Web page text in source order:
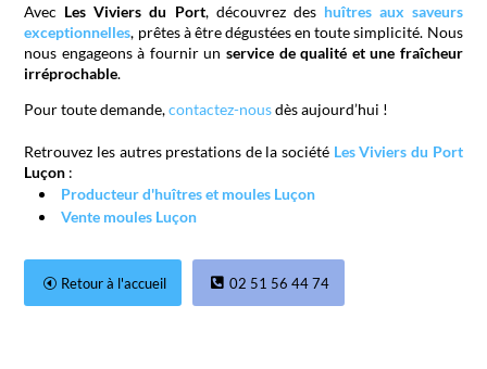
Avec Les Viviers du Port, découvrez des huîtres aux saveurs
exceptionnelles, prêtes à être dégustées en toute simplicité. Nous
nous engageons à fournir un service de qualité et une fraîcheur
irréprochable.
Pour toute demande,contactez-nousdès aujourd’hui !
Retrouvez les autres prestations de la société Les Viviers du Port
Luçon :
Producteur d'huîtres et moules Luçon
Vente moules Luçon
Retour à l'accueil 02 51 56 44 74